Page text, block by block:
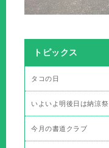
トピックス
タコの日
いよいよ明後日は納涼祭
今月の書道クラブ